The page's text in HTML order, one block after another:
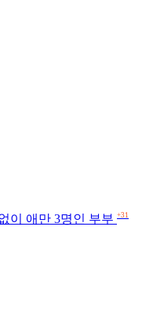
이 애만 3명인 부부 +31